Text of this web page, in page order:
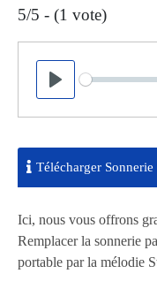
5/5 - (1 vote)
Play
Seek
Télécharger Sonnerie
Ici, nous vous offrons
Remplacer la sonnerie
portable par la mélodie